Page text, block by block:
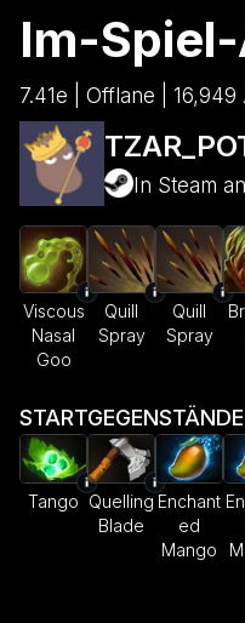
Im-
7.41e | Offlane |
In Steam
Viscous
Nasal
Goo
Quill
Spray
Quill
Spray
STARTGEGENSTÄNDE
Tango Quelling
Blade
Enchant
ed
Mango